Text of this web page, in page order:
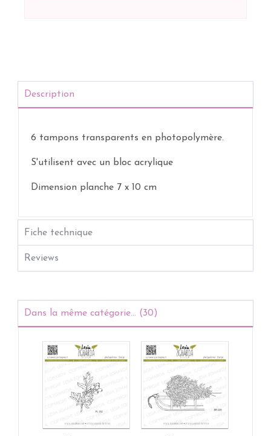
Description
6 tampons transparents en photopolymère.
S'utilisent avec un bloc acrylique
Dimension planche 7 x 10 cm
Fiche technique
Reviews
Dans la même catégorie... (30)